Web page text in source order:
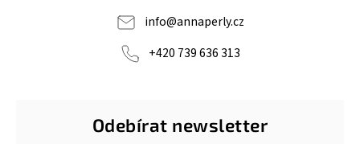
info@annaperly.cz
+420 739 636 313
Odebírat newsletter